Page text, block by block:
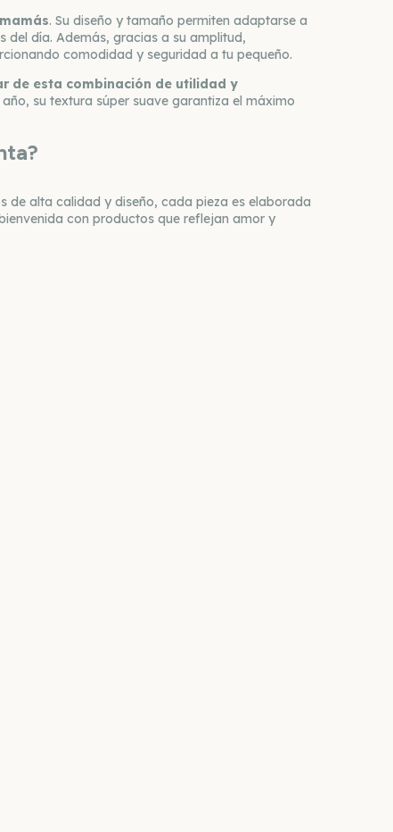
. Su diseño y tamaño permiten adaptarse a
del día. Además, gracias a su amplitud,
comodidad y seguridad a tu pequeño.
de esta combinación de utilidad y
su textura súper suave garantiza el máximo
de alta calidad y diseño, cada pieza es elaborada
con productos que reflejan amor y